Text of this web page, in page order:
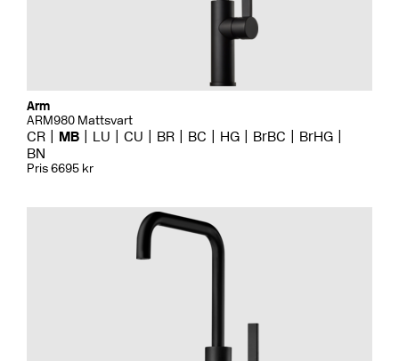
Arm
ARM980 Mattsvart
CR MB LU CU BR BC HG BrBC
BrHG
BN
Pris 6695 kr